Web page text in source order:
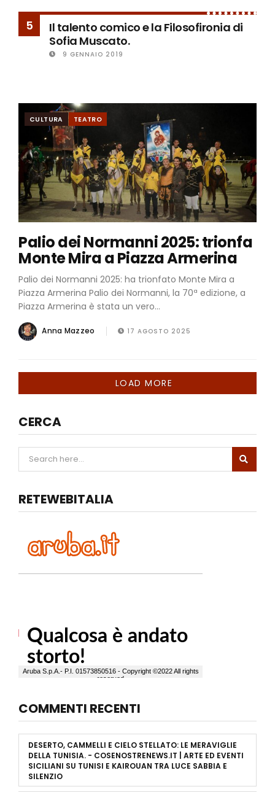
5
Il talento comico e la Filosofironia di
Sofia Muscato.
9 GENNAIO 2019
CULTURA TEATRO
Palio dei Normanni 2025: trionfa
Monte Mira a Piazza Armerina
Palio dei Normanni 2025: ha trionfato Monte Mira a
Piazza Armerina Palio dei Normanni, la 70ª edizione, a
Piazza Armerina è stata un vero...
Anna Mazzeo 17 AGOSTO 2025
LOAD MORE
CERCA
RETEWEBITALIA
COMMENTI RECENTI
DESERTO, CAMMELLI E CIELO STELLATO: LE MERAVIGLIE
DELLA TUNISIA. - COSENOSTRENEWS.IT | ARTE ED EVENTI
SICILIANI SU TUNISI E KAIROUAN TRA LUCE SABBIA E
SILENZIO